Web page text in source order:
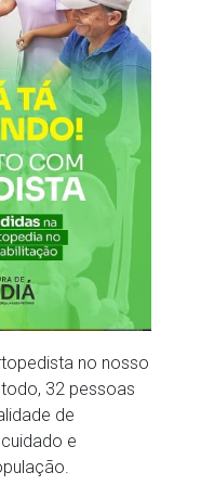
no nosso
32 pessoas
de
e